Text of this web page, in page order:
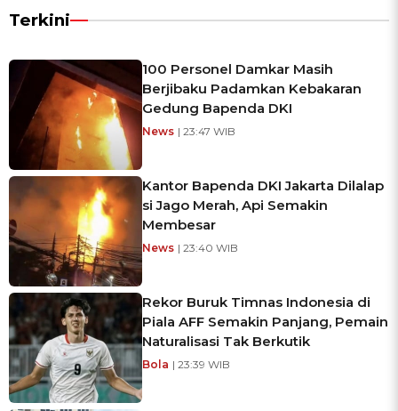
Terkini
100 Personel Damkar Masih
Berjibaku Padamkan Kebakaran
Gedung Bapenda DKI
News | 23:47 WIB
Kantor Bapenda DKI Jakarta Dilalap
si Jago Merah, Api Semakin
Membesar
News | 23:40 WIB
Rekor Buruk Timnas Indonesia di
Piala AFF Semakin Panjang, Pemain
Naturalisasi Tak Berkutik
Bola | 23:39 WIB